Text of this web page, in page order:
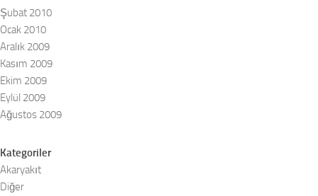
Şubat 2010
Ocak 2010
Aralık 2009
Kasım 2009
Ekim 2009
Eylül 2009
Ağustos 2009
Kategoriler
Akaryakıt
Diğer